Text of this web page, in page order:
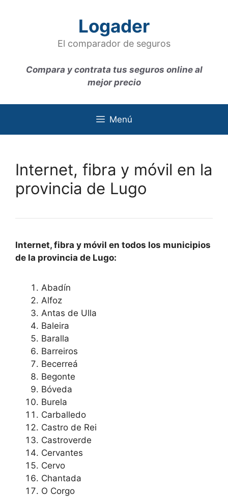
Logader
El comparador de seguros
Compara y contrata tus seguros online al
mejor precio
Menú
Internet, fibra y móvil en la
provincia de Lugo
Internet, fibra y móvil en todos los municipios
de la provincia de Lugo:
Abadín
Alfoz
Antas de Ulla
Baleira
Baralla
Barreiros
Becerreá
Begonte
Bóveda
Burela
Carballedo
Castro de Rei
Castroverde
Cervantes
Cervo
Chantada
O Corgo